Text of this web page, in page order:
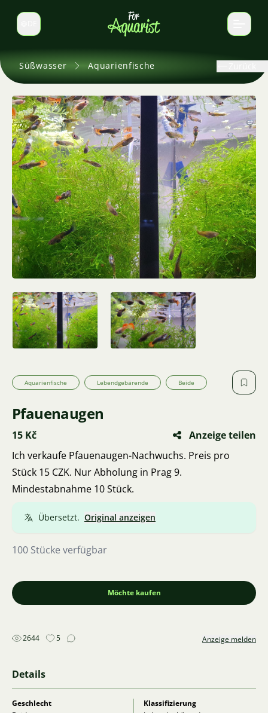
Sprache wechseln
Süßwasser Aquarienfische
Aquarienfische Lebendgebärende Beide
Pfauenaugen
15 Kč
Anzeige teilen
Ich verkaufe Pfauenaugen-Nachwuchs. Preis pro
Stück 15 CZK. Nur Abholung in Prag 9.
Mindestabnahme 10 Stück.
Übersetzt. Original anzeigen
100 Stücke verfügbar
Möchte kaufen
2644 5 Anzeige melden
Details
Geschlecht
Klassifizierung